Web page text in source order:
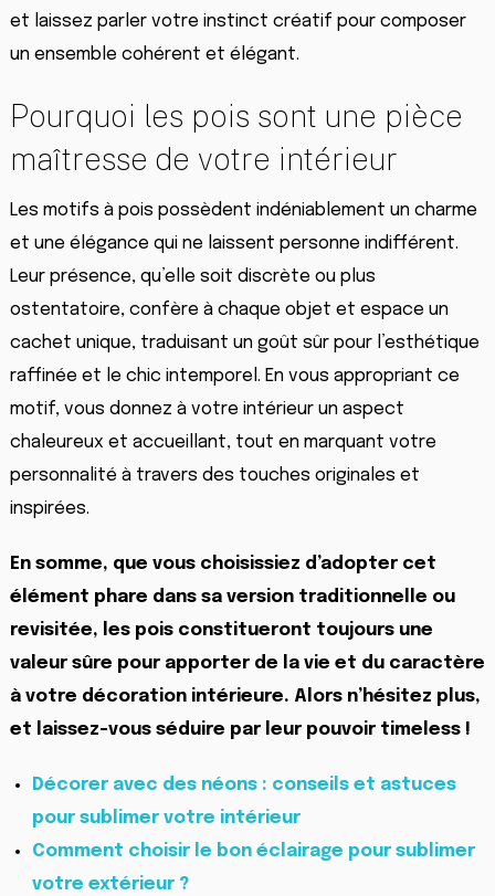
et laissez parler votre instinct créatif pour composer
un ensemble cohérent et élégant.
Pourquoi les pois sont une pièce
maîtresse de votre intérieur
Les motifs à pois possèdent indéniablement un charme
et une élégance qui ne laissent personne indifférent.
Leur présence, qu’elle soit discrète ou plus
ostentatoire, confère à chaque objet et espace un
cachet unique, traduisant un goût sûr pour l’esthétique
raffinée et le chic intemporel. En vous appropriant ce
motif, vous donnez à votre intérieur un aspect
chaleureux et accueillant, tout en marquant votre
personnalité à travers des touches originales et
inspirées.
En somme, que vous choisissiez d’adopter cet
élément phare dans sa version traditionnelle ou
revisitée, les pois constitueront toujours une
valeur sûre pour apporter de la vie et du caractère
à votre décoration intérieure. Alors n’hésitez plus,
et laissez-vous séduire par leur pouvoir timeless !
Décorer avec des néons : conseils et astuces
pour sublimer votre intérieur
Comment choisir le bon éclairage pour sublimer
votre extérieur ?